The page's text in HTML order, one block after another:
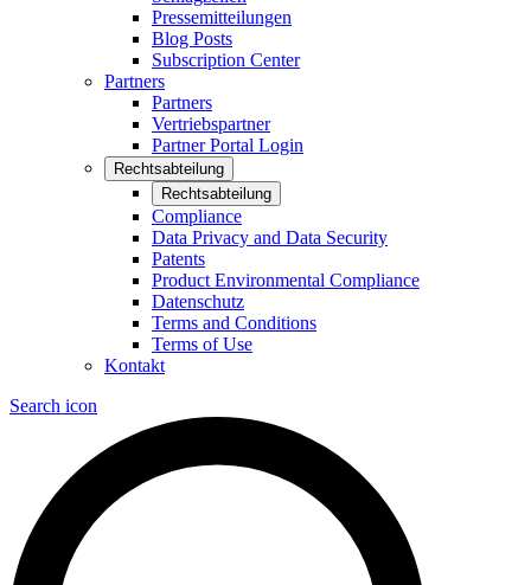
Pressemitteilungen
Blog Posts
Subscription Center
Partners
Partners
Vertriebspartner
Partner Portal Login
Rechtsabteilung
Rechtsabteilung
Compliance
Data Privacy and Data Security
Patents
Product Environmental Compliance
Datenschutz
Terms and Conditions
Terms of Use
Kontakt
Search icon